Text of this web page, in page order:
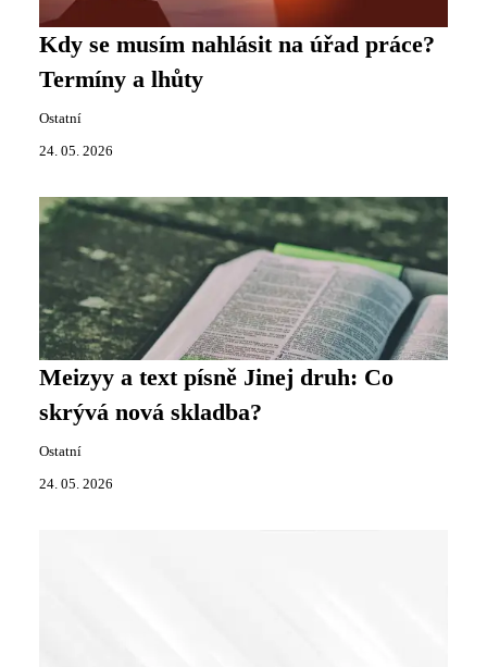
Kdy se musím nahlásit na úřad práce?
Termíny a lhůty
Ostatní
24. 05. 2026
Meizyy a text písně Jinej druh: Co
skrývá nová skladba?
Ostatní
24. 05. 2026